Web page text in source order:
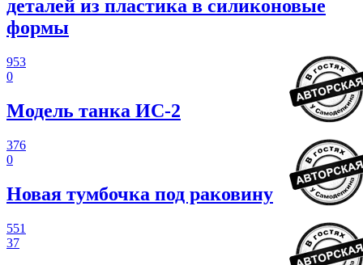
деталей из пластика в силиконовые
формы
953
0
Модель танка ИС-2
376
0
Новая тумбочка под раковину
551
37